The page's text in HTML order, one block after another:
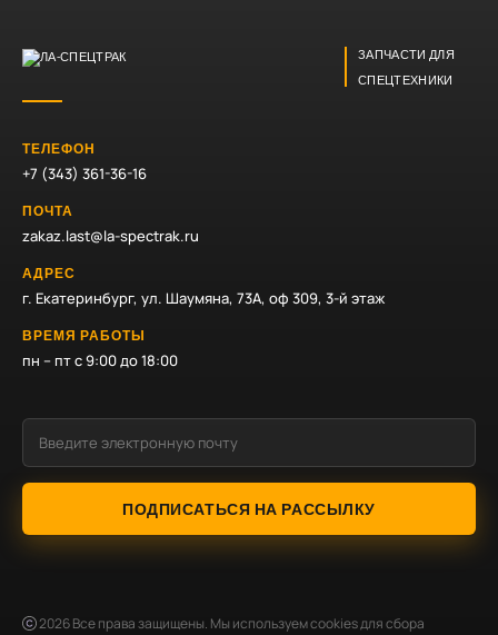
ЗАПЧАСТИ ДЛЯ
СПЕЦТЕХНИКИ
ТЕЛЕФОН
+7 (343) 361-36-16
ПОЧТА
zakaz.last@la-spectrak.ru
АДРЕС
г. Екатеринбург, ул. Шаумяна, 73А, оф 309, 3-й этаж
ВРЕМЯ РАБОТЫ
пн – пт с 9:00 до 18:00
ПОДПИСАТЬСЯ НА РАССЫЛКУ
2026Все права защищены. Мы используем cookies для сбора